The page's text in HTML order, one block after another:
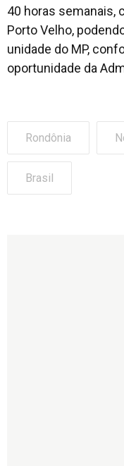
40 horas semanais,
Porto Velho,
unidade do MP,
oportunidade da
Rondônia
Brasil